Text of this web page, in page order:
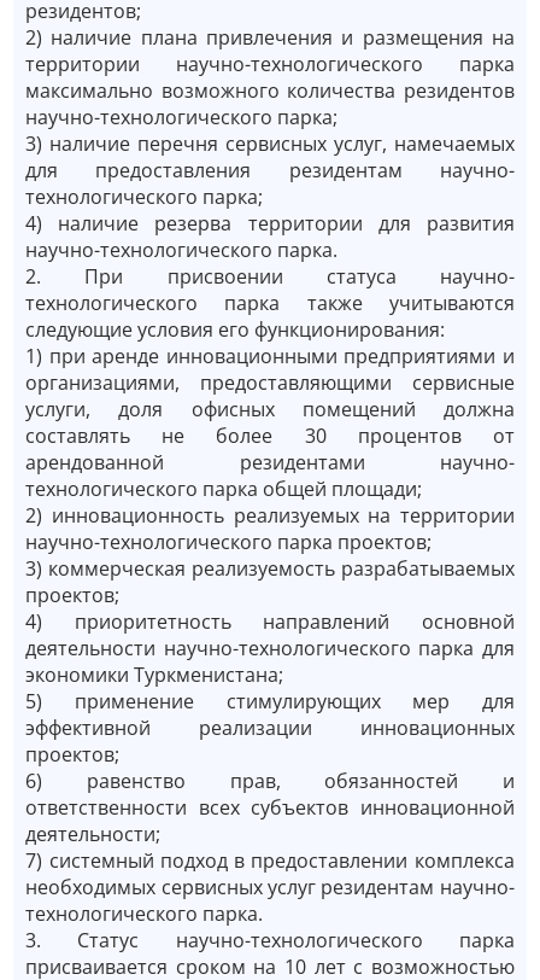
резидентов;
2) наличие плана привлечения и размещения на
территории научно-технологического парка
максимально возможного количества резидентов
научно-технологического парка;
3) наличие перечня сервисных услуг, намечаемых
для предоставления резидентам научно-
технологического парка;
4) наличие резерва территории для развития
научно-технологического парка.
2. При присвоении статуса научно-
технологического парка также учитываются
следующие условия его функционирования:
1) при аренде инновационными предприятиями и
организациями, предоставляющими сервисные
услуги, доля офисных помещений должна
составлять не более 30 процентов от
арендованной резидентами научно-
технологического парка общей площади;
2) инновационность реализуемых на территории
научно-технологического парка проектов;
3) коммерческая реализуемость разрабатываемых
проектов;
4) приоритетность направлений основной
деятельности научно-технологического парка для
экономики Туркменистана;
5) применение стимулирующих мер для
эффективной реализации инновационных
проектов;
6) равенство прав, обязанностей и
ответственности всех субъектов инновационной
деятельности;
7) системный подход в предоставлении комплекса
необходимых сервисных услуг резидентам научно-
технологического парка.
3. Статус научно-технологического парка
присваивается сроком на 10 лет с возможностью